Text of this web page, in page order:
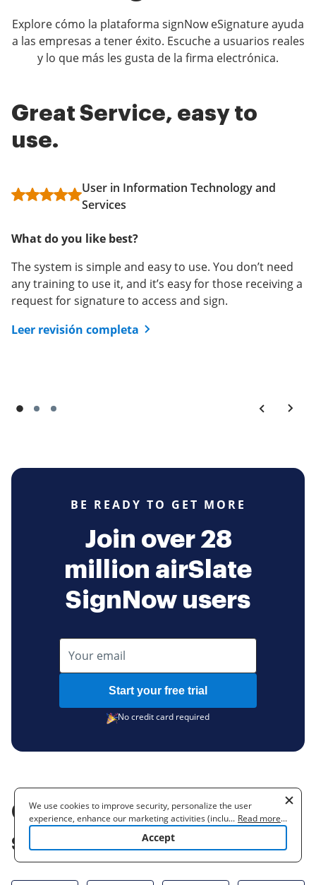
Explore cómo la plataforma signNow eSignature ayuda
a las empresas a tener éxito. Escuche a usuarios reales
y lo que más les gusta de la firma electrónica.
Great Service, easy to
use.
User in Information Technology and
Services
What do you like best?
The system is simple and easy to use. You don’t need
any training to use it, and it’s easy for those receiving a
request for signature to access and sign.
Leer revisión completa
airSlate SignNow for at
home signatures
Kevin Phan
airSlate SignNow staff are responsive and helpful
Leer revisión completa
Easy to use
What do you like best?
need. I've used it for both business and personal
had an issue with prospects receiving documents and
the format has always turned out looking the way I
expected.
Leer revisión completa
BE READY TO GET MORE
Join over 28
million airSlate
SignNow users
Start your free trial
No credit card required
Get more for office
signature feature
We use cookies to improve security, personalize the user
experience, enhance our marketing activities (including
cooperating with our 3rd party partners) and for other business
to learn more. By clicking "Accept"
... Read more...
Accept